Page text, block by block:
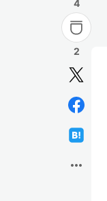
4
2
more_horiz